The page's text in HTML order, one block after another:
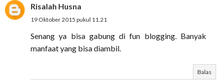
Risalah Husna
19 Oktober 2015 pukul 11.21
Senang ya bisa gabung di fun blogging. Banyak
manfaat yang bisa diambil.
Balas